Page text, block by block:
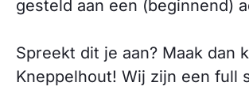
gesteld aan een (beginnend)
Spreekt dit je aan? Maak dan
Kneppelhout! Wij zijn een full